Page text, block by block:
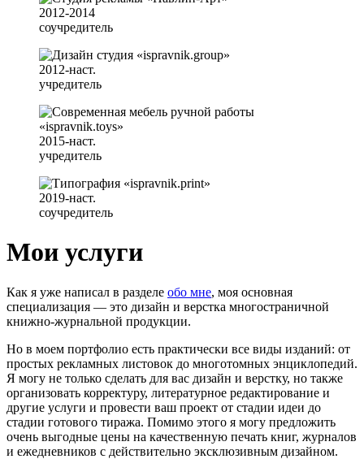
2012-2014
соучредитель
2012-наст.
учредитель
2015-наст.
учредитель
2019-наст.
соучредитель
Мои услуги
Как я уже написал в разделе обо мне, моя основная
специализация — это дизайн и верстка многостраничной
книжно-журнальной продукции.
Но в моем портфолио есть практически все виды изданий: от
простых рекламных листовок до многотомных энциклопедий.
Я могу не только сделать для вас дизайн и верстку, но также
организовать корректуру, литературное редактирование и
другие услуги и провести ваш проект от стадии идеи до
стадии готового тиража. Помимо этого я могу предложить
очень выгодные цены на качественную печать книг, журналов
и ежедневников с действительно эксклюзивным дизайном.